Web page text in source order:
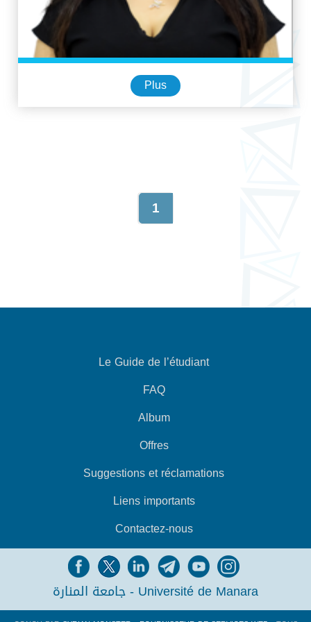
Plus
1
Le Guide de l’étudiant
FAQ
Album
Offres
Suggestions et réclamations
Liens importants
Contactez-nous
جامعة المنارة - Université de Manara